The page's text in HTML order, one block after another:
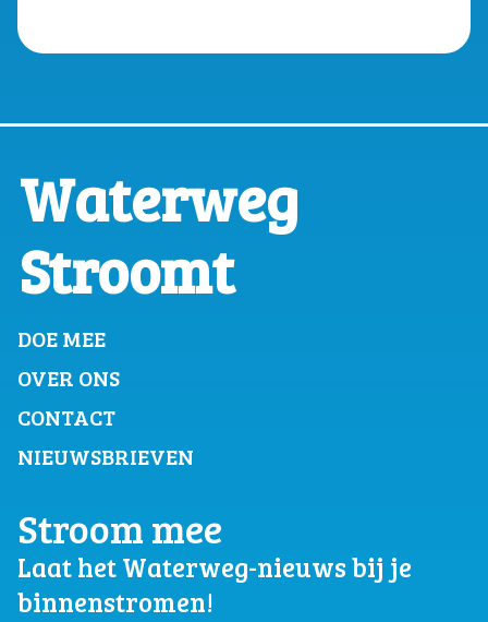
Waterweg
Stroomt
DOE MEE
OVER ONS
CONTACT
NIEUWSBRIEVEN
Stroom mee
Laat het Waterweg-nieuws bij je
binnenstromen!